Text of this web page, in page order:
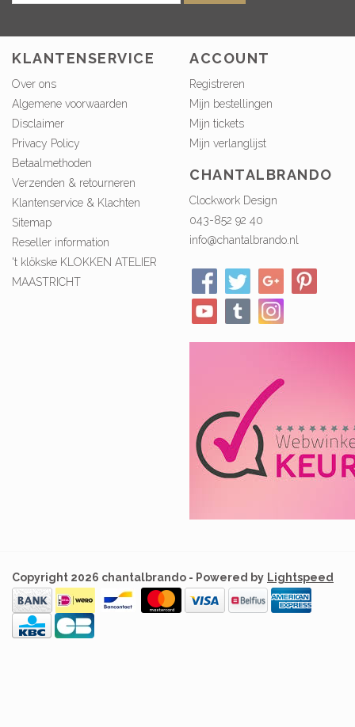
KLANTENSERVICE
Over ons
Algemene voorwaarden
Disclaimer
Privacy Policy
Betaalmethoden
Verzenden & retourneren
Klantenservice & Klachten
Sitemap
Reseller information
't klökske KLOKKEN ATELIER
MAASTRICHT
ACCOUNT
Registreren
Mijn bestellingen
Mijn tickets
Mijn verlanglijst
CHANTALBRANDO
Clockwork Design
043-852 92 40
info@chantalbrando.nl
Copyright 2026 chantalbrando - Powered by Lightspeed